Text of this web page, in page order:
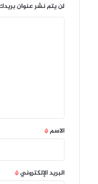
لن يتم نشر عنوان
*
الاسم*
البريد الإلكتروني*